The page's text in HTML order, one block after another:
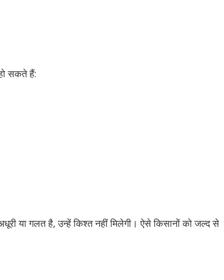
सकते हैं:
या गलत है, उन्हें किश्त नहीं मिलेगी। ऐसे किसानों को जल्द से